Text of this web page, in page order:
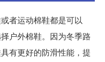
者运动棉鞋都是可以
户外棉鞋。因为冬季路
有更好的防滑性能，提